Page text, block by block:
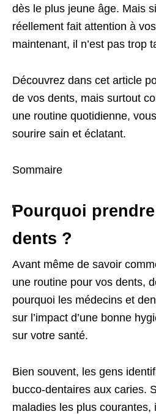
dès le plus jeune âge. Mais
réellement fait attention à
maintenant, il n’est pas trop
Découvrez dans cet article
de vos dents, mais surtout
une routine quotidienne,
sourire sain et éclatant.
Sommaire
Pourquoi
dents ?
Avant même de savoir
une routine pour vos dents,
pourquoi les médecins et
sur l’impact d’une bonne
sur votre santé.
Bien souvent, les gens
bucco-dentaires aux caries.
maladies les plus courantes,